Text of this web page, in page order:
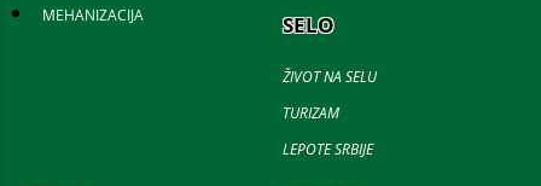
MEHANIZACIJA SELO
ŽIVOT NA SELU
TURIZAM
LEPOTE SRBIJE